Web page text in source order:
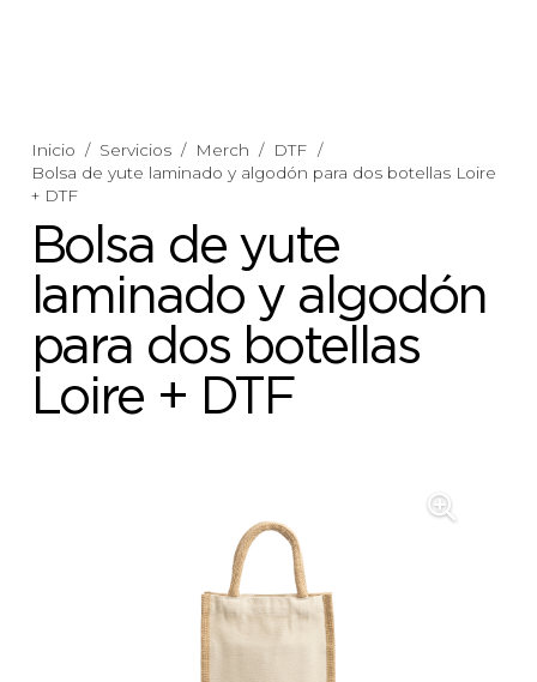
Inicio / Servicios / Merch / DTF /
Bolsa de yute laminado y algodón para dos botellas Loire
+ DTF
Bolsa de yute
laminado y algodón
para dos botellas
Loire + DTF